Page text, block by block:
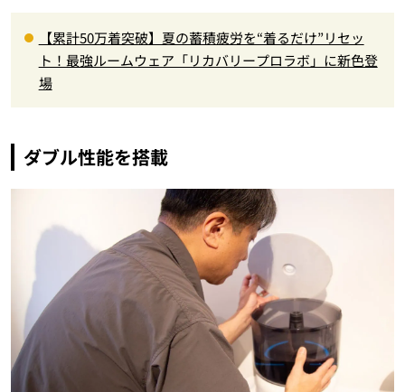
【累計50万着突破】夏の蓄積疲労を“着るだけ”リセッ
ト！最強ルームウェア「リカバリープロラボ」に新色登
場
ダブル性能を搭載